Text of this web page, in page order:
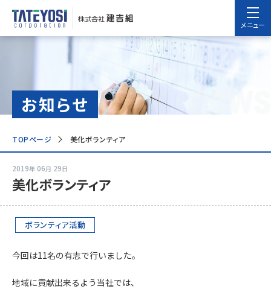
メニュー
お知らせ news
TOPページ 美化ボランティア
2019年 06月 29日
美化ボランティア
ボランティア活動
今回は11名の有志で行いました。
地域に貢献出来るよう当社では、